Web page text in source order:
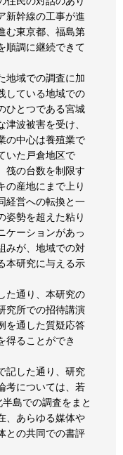
新幹線の工事が進
む東京都、福島第
順調に継続できて
地域での調査に加
している地域での
ひとつである宮城
波被害を受け、
の中心は養殖業で
いた戸倉地区で
筏の台数を制限す
の産地にまで上り
経営への転換と一
姿勢を超えた粘り
ケーションがあっ
みが、地域での対
本研究に与える示
た通り、本研究の
究所での招待講演
を通した質疑応答
得ることができ
記した通り、研究
考については、若
島での調査をまと
、あらゆる媒体や
との共同での書評